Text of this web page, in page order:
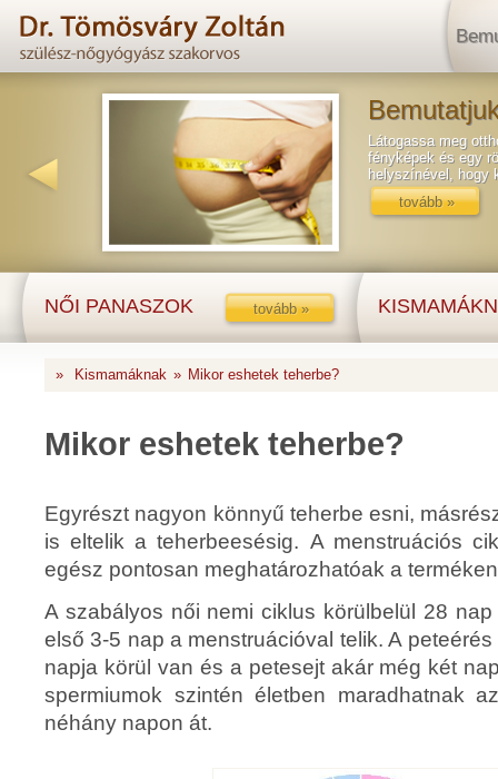
Látogassa meg
fényképek és egy
helyszínével, hogy
tovább »
NŐI PANASZOK tovább »
» Kismamáknak » Mikor eshetek teherbe?
Mikor eshetek teherbe?
Egyrészt nagyon könnyű teherbe esni,
is eltelik a teherbeesésig. A menstruációs
egész pontosan meghatározhatóak a
A szabályos női nemi ciklus körülbelül 28
első 3-5 nap a menstruációval telik. A
napja körül van és a petesejt akár még két
spermiumok szintén életben maradhatnak
néhány napon át.